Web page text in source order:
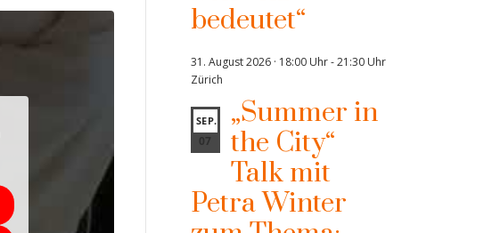
bedeutet“
31. August 2026 · 18:00 Uhr-21:30 Uhr
Zürich
SEP.
07
„Summer in
the City“
Talk mit
Petra Winter